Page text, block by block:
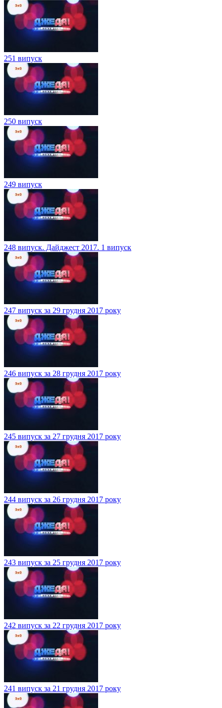
251 випуск
250 випуск
249 випуск
248 випуск. Дайджест 2017. 1 випуск
247 випуск за 29 грудня 2017 року
246 випуск за 28 грудня 2017 року
245 випуск за 27 грудня 2017 року
244 випуск за 26 грудня 2017 року
243 випуск за 25 грудня 2017 року
242 випуск за 22 грудня 2017 року
241 випуск за 21 грудня 2017 року